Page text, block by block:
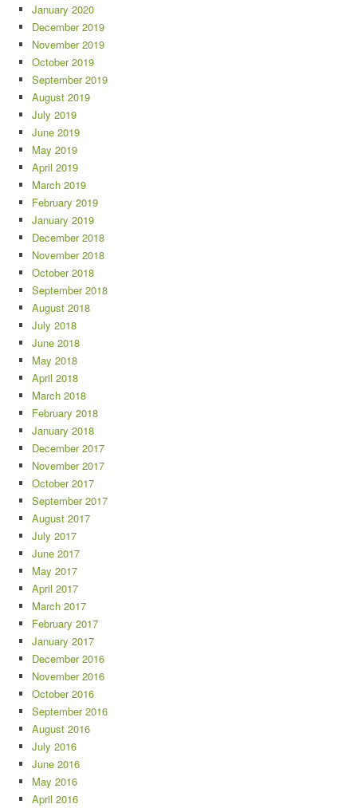
January 2020
December 2019
November 2019
October 2019
September 2019
August 2019
July 2019
June 2019
May 2019
April 2019
March 2019
February 2019
January 2019
December 2018
November 2018
October 2018
September 2018
August 2018
July 2018
June 2018
May 2018
April 2018
March 2018
February 2018
January 2018
December 2017
November 2017
October 2017
September 2017
August 2017
July 2017
June 2017
May 2017
April 2017
March 2017
February 2017
January 2017
December 2016
November 2016
October 2016
September 2016
August 2016
July 2016
June 2016
May 2016
April 2016